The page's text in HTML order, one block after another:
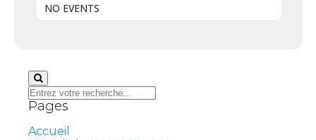
NO EVENTS
Search
for:
Pages
Accueil